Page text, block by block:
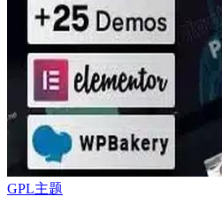
GPL主题